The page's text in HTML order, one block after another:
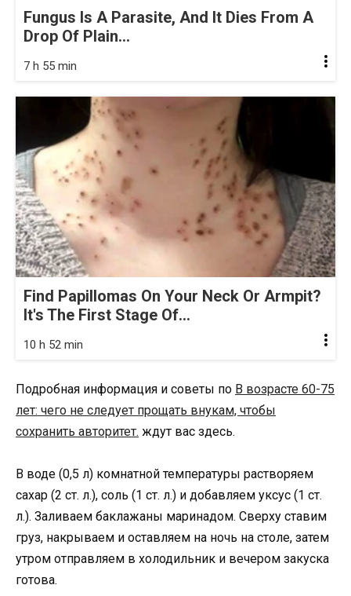
Fungus Is A Parasite, And It Dies From A
Drop Of Plain...
7 h 55 min
Find Papillomas On Your Neck Or Armpit?
It's The First Stage Of...
10 h 52 min
Подробная информация и советы по В возрасте 60-75
лет: чего не следует прощать внукам, чтобы
сохранить авторитет. ждут вас здесь.
В воде (0,5 л) комнатной температуры растворяем
сахар (2 ст. л.), соль (1 ст. л.) и добавляем уксус (1 ст.
л.). Заливаем баклажаны маринадом. Сверху ставим
груз, накрываем и оставляем на ночь на столе, затем
утром отправляем в холодильник и вечером закуска
готова.